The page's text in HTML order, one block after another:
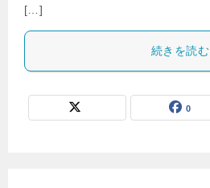
[…]
続きを読む
0